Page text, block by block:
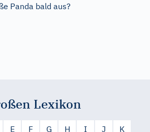
Panda bald aus?
Lexikon
E F G H I J
K